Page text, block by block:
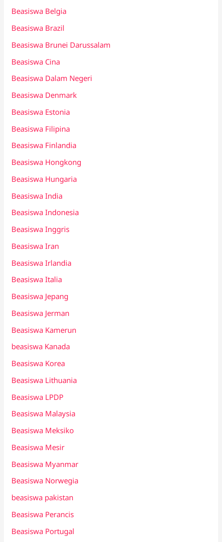
Beasiswa Belgia
Beasiswa Brazil
Beasiswa Brunei Darussalam
Beasiswa Cina
Beasiswa Dalam Negeri
Beasiswa Denmark
Beasiswa Estonia
Beasiswa Filipina
Beasiswa Finlandia
Beasiswa Hongkong
Beasiswa Hungaria
Beasiswa India
Beasiswa Indonesia
Beasiswa Inggris
Beasiswa Iran
Beasiswa Irlandia
Beasiswa Italia
Beasiswa Jepang
Beasiswa Jerman
Beasiswa Kamerun
beasiswa Kanada
Beasiswa Korea
Beasiswa Lithuania
Beasiswa LPDP
Beasiswa Malaysia
Beasiswa Meksiko
Beasiswa Mesir
Beasiswa Myanmar
Beasiswa Norwegia
beasiswa pakistan
Beasiswa Perancis
Beasiswa Portugal